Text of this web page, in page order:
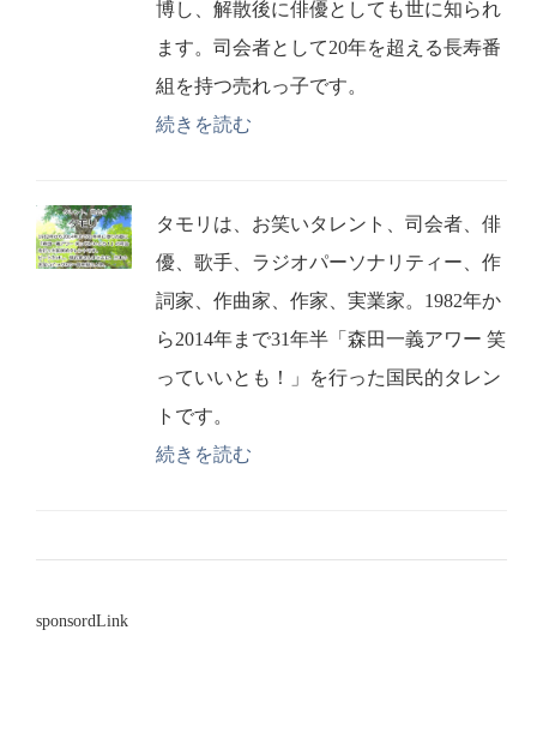
博し、解散後に俳優としても世に知られ
ます。司会者として20年を超える長寿番
組を持つ売れっ子です。
続きを読む
タモリは、お笑いタレント、司会者、俳
優、歌手、ラジオパーソナリティー、作
詞家、作曲家、作家、実業家。1982年か
ら2014年まで31年半「森田一義アワー 笑
っていいとも！」を行った国民的タレン
トです。
続きを読む
sponsordLink